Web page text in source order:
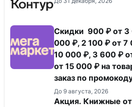
Скидки 900 ₽ от 3
000 ₽, 2 100 ₽ от
10 000 ₽, 3 600 ₽
от 15 000 ₽ на товары на один любой
заказ по
До 9 августа, 2026
Акция. Книжные